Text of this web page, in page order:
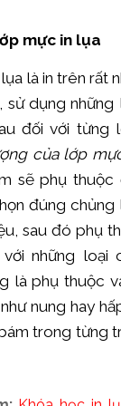
mực in lụa
là in trên rất
sử dụng
đối với từng
của lớp
sẽ phụ thuộc
đúng
sau đó phụ
những loại
là phụ thuộc
nung hay
trong từng